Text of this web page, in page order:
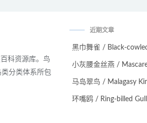
科资源库。鸟
分类体系所包
近期文章
黑巾舞雀 / Black-
小灰腰金丝燕 /
马岛翠鸟 / Malagasy
环嘴鸥 / Ring-billed